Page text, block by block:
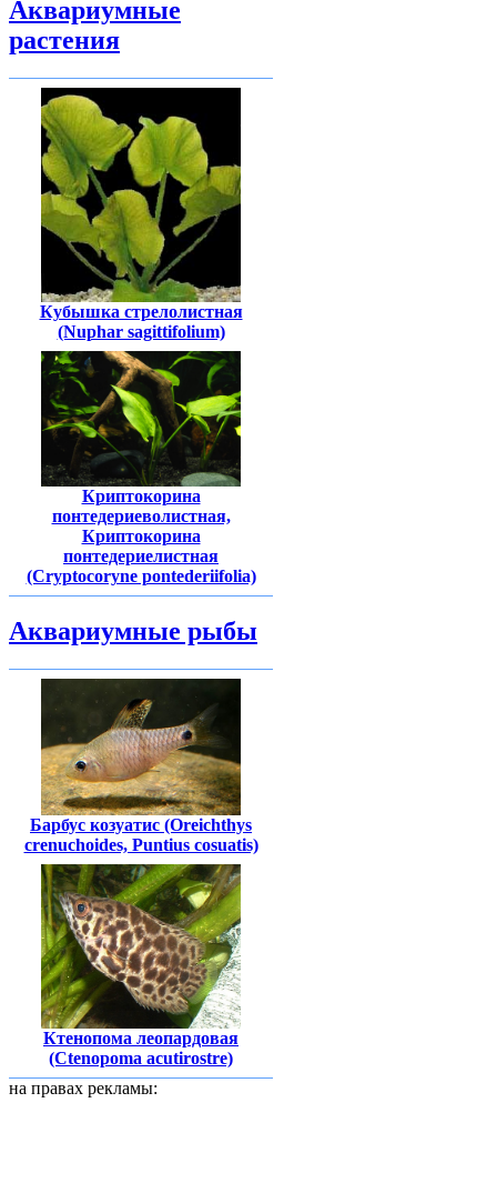
Аквариумные
растения
Кубышка стрелолистная
(Nuphar sagittifolium)
Криптокорина
понтедериеволистная,
Криптокорина
понтедериелистная
(Cryptocoryne pontederiifolia)
Аквариумные рыбы
Барбус козуатис (Oreichthys
crenuchoides, Puntius cosuatis)
Ктенопома леопардовая
(Ctenopoma acutirostre)
на правах рекламы: